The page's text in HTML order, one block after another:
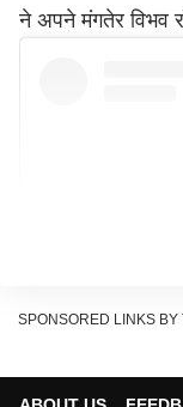
ने अपने मंगतेर विभव
SPONSORED LINKS BY